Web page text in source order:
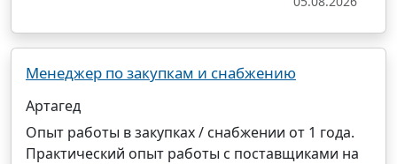
Менеджер по закупкам и снабжению
Артагед
Опыт работы в закупках / снабжении от 1 года.
Практический опыт работы с поставщиками на